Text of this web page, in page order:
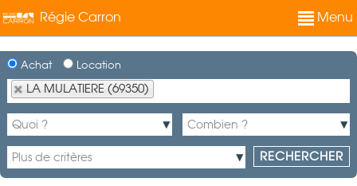
Régie Carron Menu
Achat Location
LA MULATIERE (69350)